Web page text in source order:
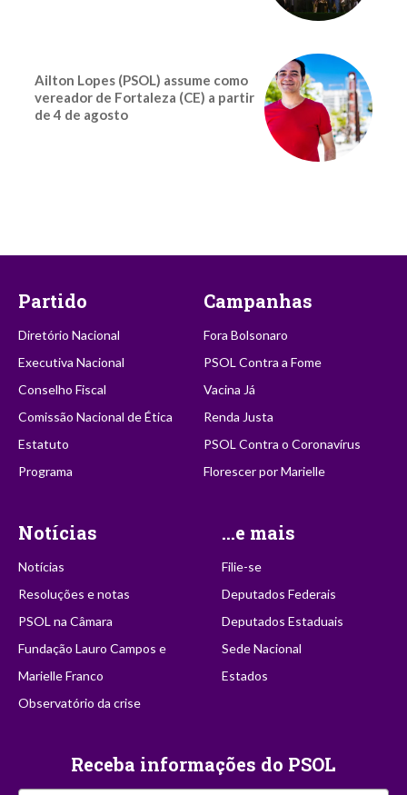
Ailton Lopes (PSOL) assume como
vereador de Fortaleza (CE) a partir
de 4 de agosto
Partido
Diretório Nacional
Executiva Nacional
Conselho Fiscal
Comissão Nacional de Ética
Estatuto
Programa
Campanhas
Fora Bolsonaro
PSOL Contra a Fome
Vacina Já
Renda Justa
PSOL Contra o Coronavírus
Florescer por Marielle
Notícias
Notícias
Resoluções e notas
PSOL na Câmara
Fundação Lauro Campos e
Marielle Franco
Observatório da crise
...e mais
Filie-se
Deputados Federais
Deputados Estaduais
Sede Nacional
Estados
Receba informações do PSOL